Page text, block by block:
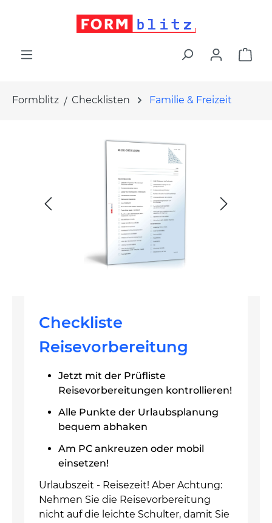
Formblitz Checklisten Familie & Freizeit
Checkliste
Reisevorbereitung
Jetzt mit der Prüfliste
Reisevorbereitungen kontrollieren!
Alle Punkte der Urlaubsplanung
bequem abhaken
Am PC ankreuzen oder mobil
einsetzen!
Urlaubszeit - Reisezeit! Aber Achtung:
Nehmen Sie die Reisevorbereitung
nicht auf die leichte Schulter, damit Sie